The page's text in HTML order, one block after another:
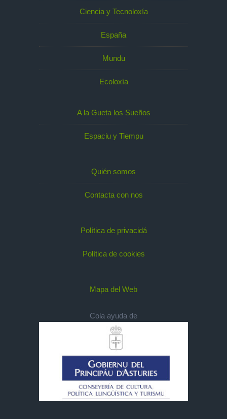
Ciencia y Tecnoloxía
España
Mundu
Ecoloxía
A la Gueta los Sueños
Espaciu y Tiempu
Quién somos
Contacta con nos
Política de privacidá
Política de cookies
Mapa del Web
Cola ayuda de